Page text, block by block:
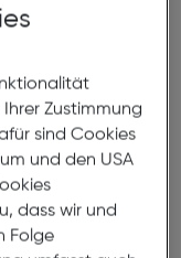
setzt auf eine
rechteckige
edlen Look.
und
indem sie eine
Styles
verleiht
und Eleganz,
markante
Zustimmung
sind Cookies
und den USA
dass wir und
Folge